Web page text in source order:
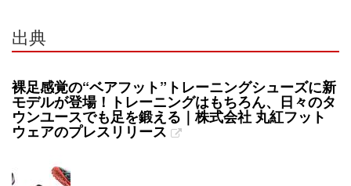
出典
裸足感覚の“ベアフット”トレーニングシューズに新
モデルが登場！トレーニングはもちろん、日々のタ
ウンユースでも足を鍛える｜株式会社 丸紅フット
ウェアのプレスリリース